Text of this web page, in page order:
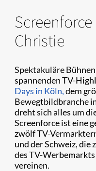
Christie
Spektakuläre
spannenden TV-
Days in Köln,dem
Bewegtbildbranche
dreht sich alles um
Screenforce ist eine
zwölf TV-
und der Schweiz, die
des TV-
vereinen.